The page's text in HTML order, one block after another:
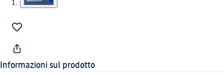
Informazioni sul prodotto